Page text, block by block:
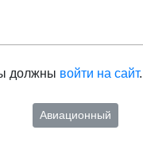
должны войти на сайт.
Авиационный